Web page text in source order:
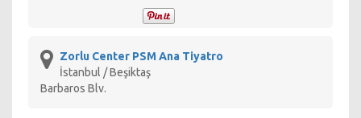
gecede, 30 yılı aşkın kariyeri boyunca müziğiyle milyonları
peşinden sürükleyen Kitaro’ya özel bir orkestra eşlik edecek.
Zorlu Center PSM Ana Tiyatro
İstanbul / Beşiktaş
Barbaros Blv.